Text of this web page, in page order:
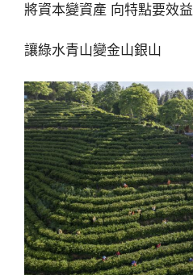
將資本變資產 向特點要效益
讓綠水青山變金山銀山